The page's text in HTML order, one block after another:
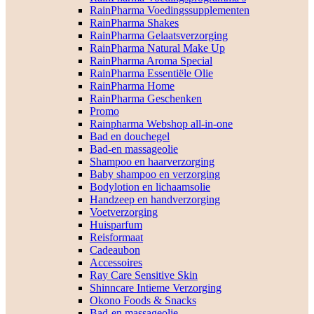
RainPharma Voedingssupplementen
RainPharma Shakes
RainPharma Gelaatsverzorging
RainPharma Natural Make Up
RainPharma Aroma Special
RainPharma Essentiële Olie
RainPharma Home
RainPharma Geschenken
Promo
Rainpharma Webshop all-in-one
Bad en douchegel
Bad-en massageolie
Shampoo en haarverzorging
Baby shampoo en verzorging
Bodylotion en lichaamsolie
Handzeep en handverzorging
Voetverzorging
Huisparfum
Reisformaat
Cadeaubon
Accessoires
Ray Care Sensitive Skin
Shinncare Intieme Verzorging
Okono Foods & Snacks